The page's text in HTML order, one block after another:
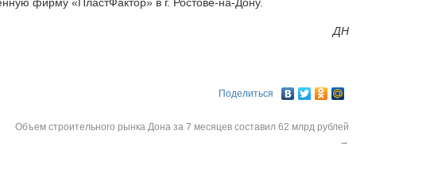
фирму «ПластФактор» в г. Ростове-на-Дону.
ДН
Поделиться
Объем строительного рынка Дона за 7 месяцев составил 62 млрд рублей
→